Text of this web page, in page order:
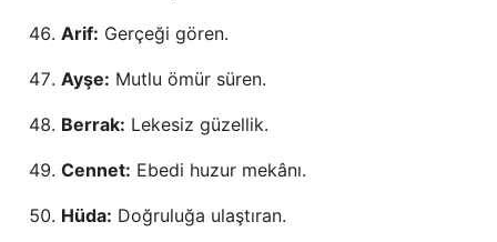
Arif: Gerçeği gören.
Ayşe: Mutlu ömür süren.
Berrak: Lekesiz güzellik.
Cennet: Ebedi huzur mekânı.
Hüda: Doğruluğa ulaştıran.